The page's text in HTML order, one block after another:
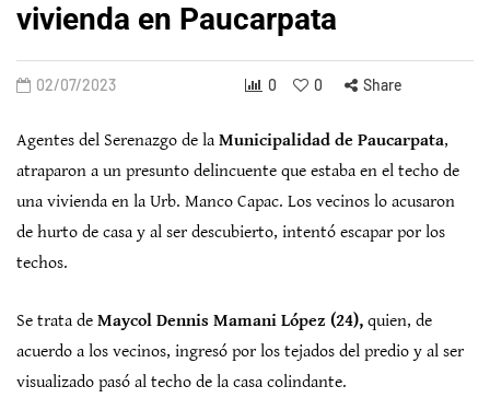
vivienda en Paucarpata
02/07/2023 0 0 Share
Agentes del Serenazgo de la Municipalidad de Paucarpata,
atraparon a un presunto delincuente que estaba en el techo de
una vivienda en la Urb. Manco Capac. Los vecinos lo acusaron
de hurto de casa y al ser descubierto, intentó escapar por los
techos.
Se trata de Maycol Dennis Mamani López (24), quien, de
acuerdo a los vecinos, ingresó por los tejados del predio y al ser
visualizado pasó al techo de la casa colindante.